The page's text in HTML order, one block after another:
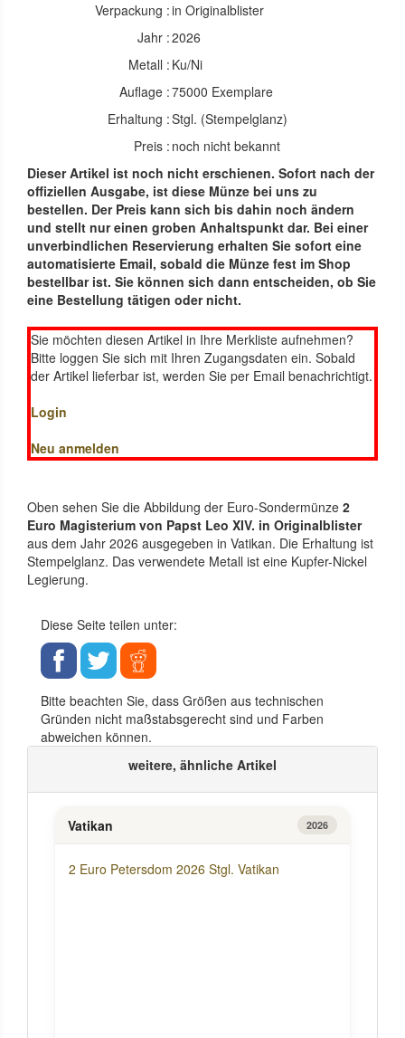
Verpackung :in Originalblister
Jahr :2026
Metall : Ku/Ni
Auflage :75000 Exemplare
Erhaltung :Stgl. (Stempelglanz)
Preis : noch nicht bekannt
Dieser Artikel ist noch nicht erschienen. Sofort nach der
offiziellen Ausgabe, ist diese Münze bei uns zu
bestellen. Der Preis kann sich bis dahin noch ändern
und stellt nur einen groben Anhaltspunkt dar. Bei einer
unverbindlichen Reservierung erhalten Sie sofort eine
automatisierte Email, sobald die Münze fest im Shop
bestellbar ist. Sie können sich dann entscheiden, ob Sie
eine Bestellung tätigen oder nicht.
Sie möchten diesen Artikel in Ihre Merkliste aufnehmen?
Bitte loggen Sie sich mit Ihren Zugangsdaten ein. Sobald
der Artikel lieferbar ist, werden Sie per Email benachrichtigt.
Login
Neu anmelden
Oben sehen Sie die Abbildung der Euro-Sondermünze 2
Euro Magisterium von Papst Leo XIV. in Originalblister
aus dem Jahr 2026 ausgegeben in Vatikan. Die Erhaltung ist
Stempelglanz. Das verwendete Metall ist eine Kupfer-Nickel
Legierung.
Diese Seite teilen unter:
Bitte beachten Sie, dass Größen aus technischen
Gründen nicht maßstabsgerecht sind und Farben
abweichen können.
weitere, ähnliche Artikel
Vatikan 2026
2 Euro Petersdom 2026 Stgl. Vatikan